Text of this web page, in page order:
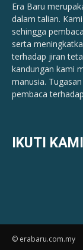
Era Baru
dalam talian.
sehingga
serta
terhadap jiran
kandungan kami
manusia.
pembaca
IKUTI
© erabaru.com.my